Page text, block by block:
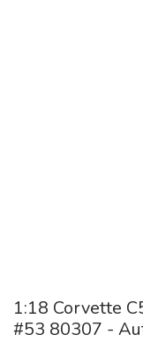
1:18 Corvette
#53 80307 -